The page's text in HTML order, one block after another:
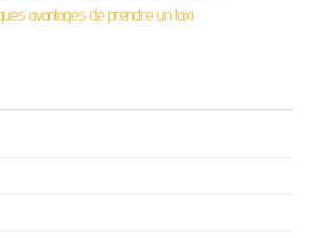
avantages de prendre un taxi